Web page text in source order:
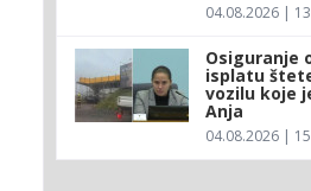
04.08.2026 |
Osiguranje
isplatu
vozilu koje
Anja
04.08.2026 |